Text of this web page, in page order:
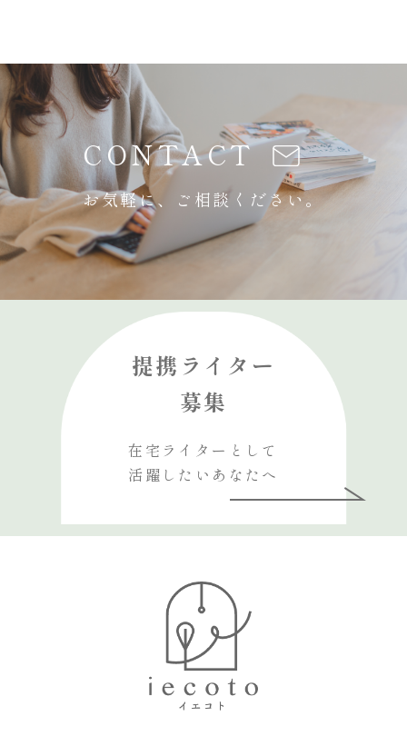
CONTACT
お気軽に、ご相談ください。
提携ライター
募集
在宅ライターとして
活躍したいあなたへ